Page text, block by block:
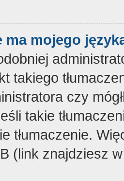
ma mojego
takiego
czy
takie
tłumaczenie.
(link znajdziesz